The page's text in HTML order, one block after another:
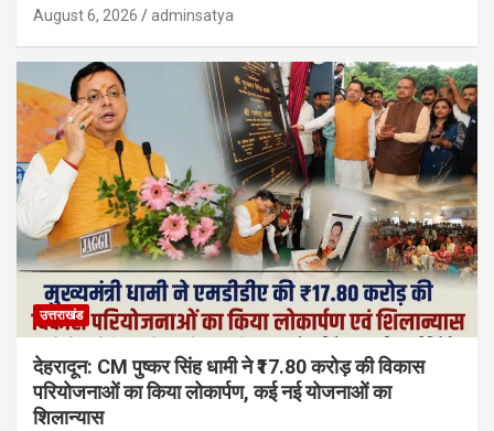
August 6, 2026 adminsatya
उत्तराखंड
देहरादून: CM पुष्कर सिंह धामी ने ₹17.80 करोड़ की विकास
परियोजनाओं का किया लोकार्पण, कई नई योजनाओं का
शिलान्यास